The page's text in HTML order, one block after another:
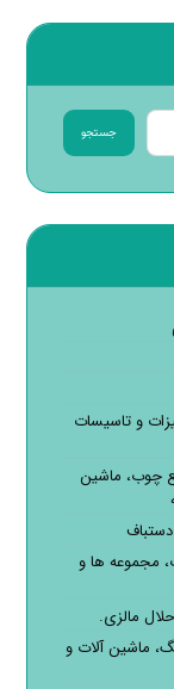
جستجو
و تاسیسات
چوب، ماشین
مجموعه ها و
مالزی.
ماشین آلات و